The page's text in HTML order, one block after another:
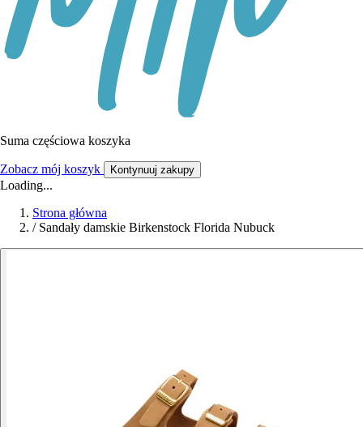
Suma częściowa koszyka
Zobacz mój koszyk Kontynuuj zakupy
Loading...
Strona główna
/ Sandały damskie Birkenstock Florida Nubuck